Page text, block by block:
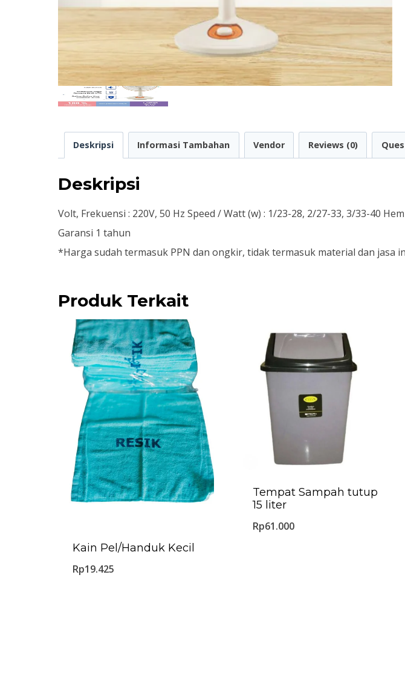
Deskripsi Informasi Tambahan Vendor Reviews (0)
Deskripsi
Volt, Frekuensi : 220V, 50 Hz Speed / Watt (w) : 1/23-28, 2/27-33, 3/33-40
Garansi 1 tahun
*Harga sudah termasuk PPN dan ongkir, tidak termasuk material dan jasa
Produk Terkait
Kain Pel/Handuk Kecil
Rp19.425
Tempat Sampah tutup
15 liter
Rp61.000